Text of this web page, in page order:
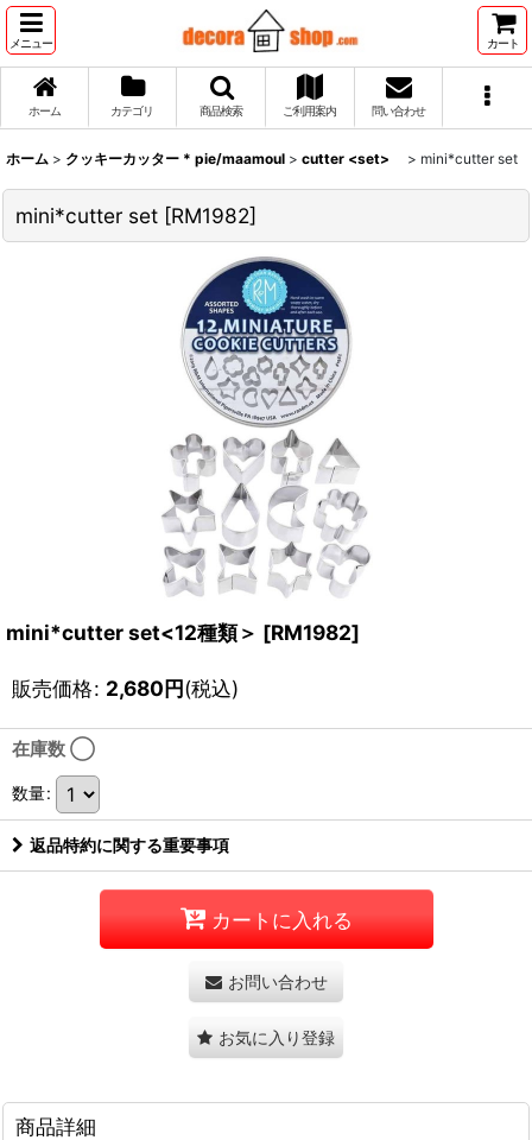
メニュー カート
ホーム カテゴリ 商品検索 ご利用案内 問い合わせ
ホーム > クッキーカッター * pie/maamoul > cutter <set> > mini*cutter set
mini*cutter set [RM1982]
mini*cutter set<12種類＞ [RM1982]
販売価格: 2,680円(税込)
在庫数 ◯
数量:
返品特約に関する重要事項
カートに入れる
お問い合わせ
お気に入り登録
商品詳細